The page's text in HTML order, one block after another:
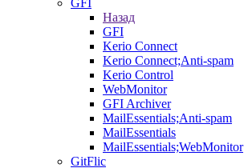
GFI
Назад
GFI
Kerio Connect
Kerio Connect;Anti-spam
Kerio Control
WebMonitor
GFI Archiver
MailEssentials;Anti-spam
MailEssentials
MailEssentials;WebMonitor
GitFlic